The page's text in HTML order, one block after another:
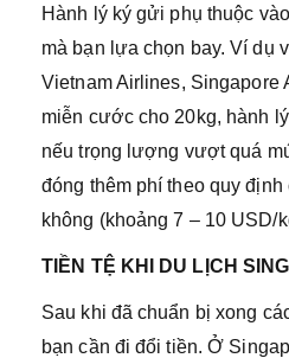
Hành lý ký gửi phụ thuộc
mà bạn lựa chọn bay. Ví dụ
Vietnam Airlines, Singapore
miễn cước cho 20kg, hành
nếu trọng lượng vượt quá
đóng thêm phí theo quy
không (khoảng 7 – 10 USD/
TIỀN TỆ KHI DU LỊCH
Sau khi đã chuẩn bị xong
bạn cần đi đổi tiền. Ở